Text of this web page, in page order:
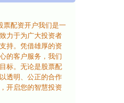
票配资开户我们是一
力于为广大投资者
持。凭借雄厚的资
的客户服务，我们
标。无论是股票配
透明、公正的合作
开启您的智慧投资